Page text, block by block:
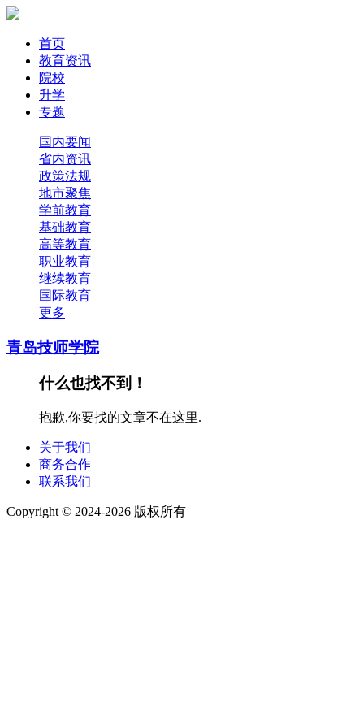
首页
教育资讯
院校
升学
专题
国内要闻
省内资讯
政策法规
地市聚焦
学前教育
基础教育
高等教育
职业教育
继续教育
国际教育
更多
青岛技师学院
什么也找不到！
抱歉,你要找的文章不在这里.
关于我们
商务合作
联系我们
Copyright © 2024-2026 版权所有